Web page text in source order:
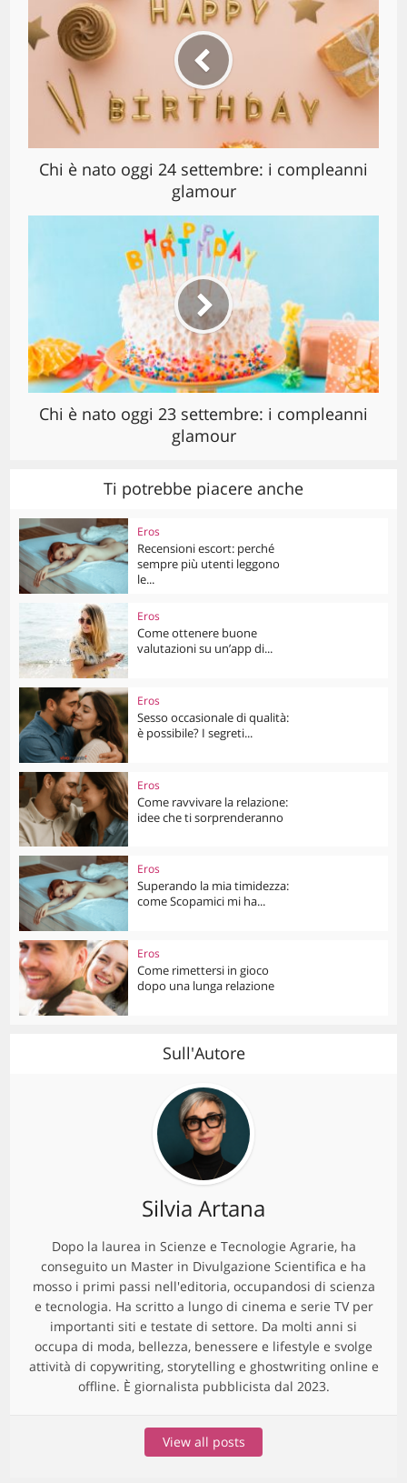
Chi è nato oggi 24 settembre: i compleanni
glamour
Chi è nato oggi 23 settembre: i compleanni
glamour
Ti potrebbe piacere anche
Eros
Recensioni escort: perché
sempre più utenti leggono
le...
Eros
Come ottenere buone
valutazioni su un’app di...
Eros
Sesso occasionale di qualità:
è possibile? I segreti...
Eros
Come ravvivare la relazione:
idee che ti sorprenderanno
Eros
Superando la mia timidezza:
come Scopamici mi ha...
Eros
Come rimettersi in gioco
dopo una lunga relazione
Sull'Autore
Silvia Artana
Dopo la laurea in Scienze e Tecnologie Agrarie, ha
conseguito un Master in Divulgazione Scientifica e ha
mosso i primi passi nell'editoria, occupandosi di scienza
e tecnologia. Ha scritto a lungo di cinema e serie TV per
importanti siti e testate di settore. Da molti anni si
occupa di moda, bellezza, benessere e lifestyle e svolge
attività di copywriting, storytelling e ghostwriting online e
offline. È giornalista pubblicista dal 2023.
View all posts